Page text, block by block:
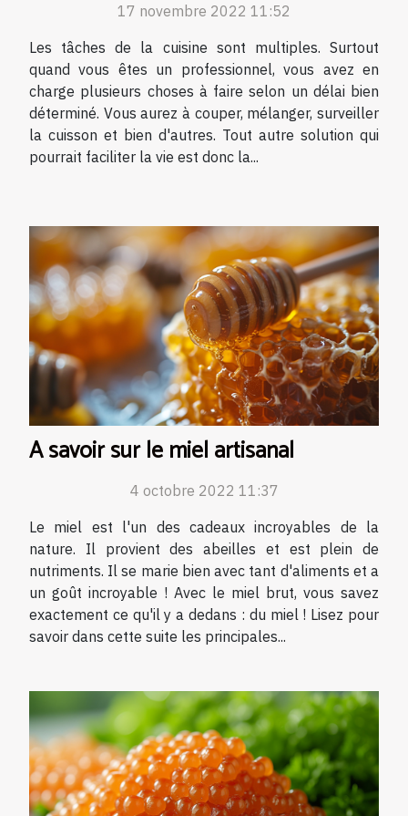
17 novembre 2022 11:52
Les tâches de la cuisine sont multiples. Surtout
quand vous êtes un professionnel, vous avez en
charge plusieurs choses à faire selon un délai bien
déterminé. Vous aurez à couper, mélanger, surveiller
la cuisson et bien d'autres. Tout autre solution qui
pourrait faciliter la vie est donc la...
A savoir sur le miel artisanal
4 octobre 2022 11:37
Le miel est l'un des cadeaux incroyables de la
nature. Il provient des abeilles et est plein de
nutriments. Il se marie bien avec tant d'aliments et a
un goût incroyable ! Avec le miel brut, vous savez
exactement ce qu'il y a dedans : du miel ! Lisez pour
savoir dans cette suite les principales...